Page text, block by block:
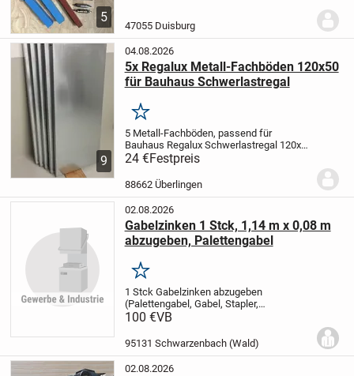
5
entnehmen. Anzahl siehe Hauptbild,
restliche Fotos sind nur...
47055 Duisburg
9
04.08.2026
5x Regalux Metall-Fachböden 120x50
für Bauhaus Schwerlastregal
Merken
5 Metall-Fachböden, passend für
Bauhaus Regalux Schwerlastregal 120x50
cm (Artikelnummer des Regals kann
erfragt werden, da hier keine Eingabe
möglich) Alternativ auch als 0,9 mm Blech
24 €Festpreis
88662 Überlingen
02.08.2026
Gabelzinken 1 Stck, 1,14 m x 0,08 m
abzugeben, Palettengabel
Merken
1 Stck Gabelzinken abzugeben
(Palettengabel, Gabel, Stapler,
Staplerzinken, Minibagger)
Gleitschiene 0,40 mFotos folgen noch.
Belastungsgrenze: diese...
100 €VB
95131 Schwarzenbach (Wald)
02.08.2026